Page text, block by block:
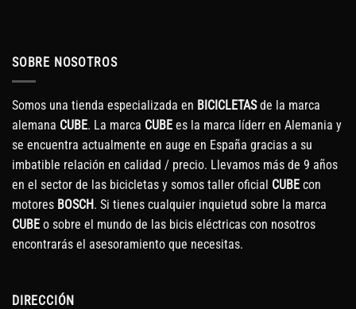
SOBRE NOSOTROS
Somos una tienda especializada en BICICLETASde la marca
alemana CUBE. La marca CUBE es la marca líderr en Alemania y
se encuentra actualmente en auge en España gracias a su
imbatible relación en calidad / precio. Llevamos más de 9 años
en el sector de las bicicletas y somos taller oficial CUBE con
motores BOSCH. Si tienes cualquier inquietud sobre la marca
CUBE o sobre el mundo de las bicis eléctricas con nosotros
encontrarás el asesoramiento que necesitas.
DIRECCIÓN